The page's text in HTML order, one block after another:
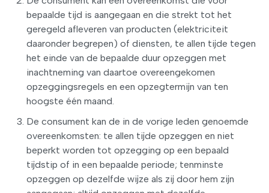
bepaalde tijd is aangegaan en die strekt tot het
geregeld afleveren van producten (elektriciteit
daaronder begrepen) of diensten, te allen tijde tegen
het einde van de bepaalde duur opzeggen met
inachtneming van daartoe overeengekomen
opzeggingsregels en een opzegtermijn van ten
hoogste één maand.
De consument kan de in de vorige leden genoemde
overeenkomsten: te allen tijde opzeggen en niet
beperkt worden tot opzegging op een bepaald
tijdstip of in een bepaalde periode; tenminste
opzeggen op dezelfde wijze als zij door hem zijn